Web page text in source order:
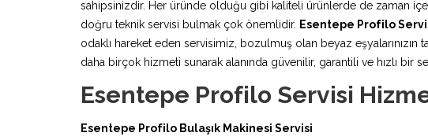
sahipsinizdir. Her üründe olduğu gibi kaliteli ürünlerde de zaman
doğru teknik servisi bulmak çok önemlidir. Esentepe Profilo
odaklı hareket eden servisimiz, bozulmuş olan beyaz
daha birçok hizmeti sunarak alanında güvenilir, garantili ve hızlı bir
Esentepe Profilo Servisi
Esentepe Profilo Bulaşık Makinesi Servisi